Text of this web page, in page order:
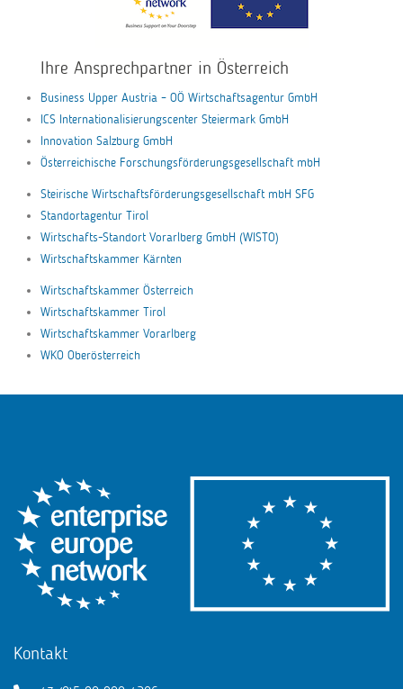
Ihre Ansprechpartner in Österreich
Business Upper Austria – OÖ Wirtschaftsagentur GmbH
ICS Internationalisierungscenter Steiermark GmbH
Innovation Salzburg GmbH
Österreichische Forschungsförderungsgesellschaft mbH
Steirische Wirtschaftsförderungsgesellschaft mbH SFG
Standortagentur Tirol
Wirtschafts-Standort Vorarlberg GmbH (WISTO)
Wirtschaftskammer Kärnten
Wirtschaftskammer Österreich
Wirtschaftskammer Tirol
Wirtschaftskammer Vorarlberg
WKO Oberösterreich
Kontakt